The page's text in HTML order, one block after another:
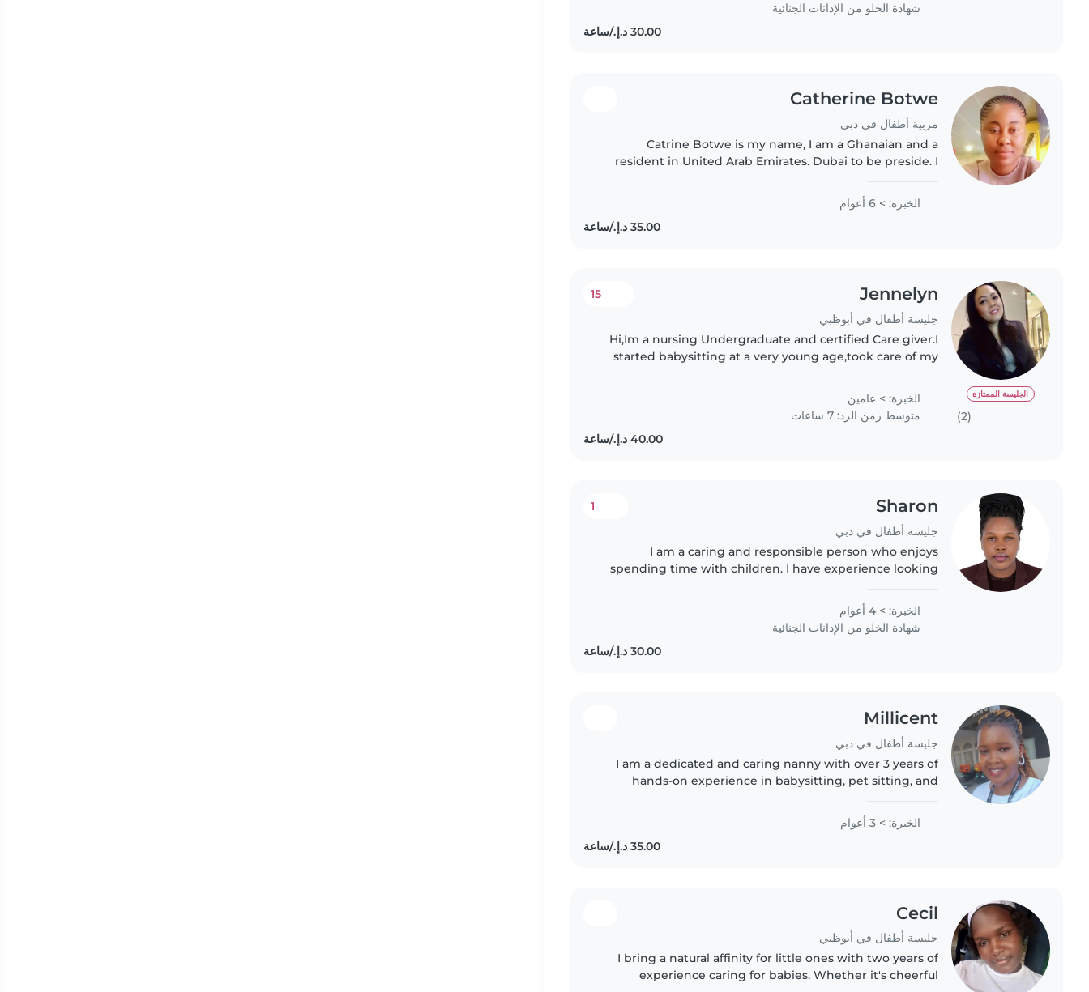
شهادة الخلو من الإدانات الجنائية
Catherine Botwe
مربية أطفال في دبي
Catrine Botwe is my name, I am a Ghanaian and a
resident in United Arab Emirates. Dubai to be preside. I
Nanny/house help job in Saudi,..
الخبرة: > 6 أعوام
الجليسة الممتازة
(2)
Jennelyn
جليسة أطفال في أبوظبي
15
Hi,Im a nursing Undergraduate and certified Care giver.I
started babysitting at a very young age,took care of my
of 4.I also babysat..
الخبرة: > عامين
متوسط زمن الرد: 7 ساعات
Sharon
جليسة أطفال في دبي
1
I am a caring and responsible person who enjoys
spending time with children. I have experience looking
and keeping them..
الخبرة: > 4 أعوام
شهادة الخلو من الإدانات الجنائية
Millicent
جليسة أطفال في دبي
I am a dedicated and caring nanny with over 3 years of
hands-on experience in babysitting, pet sitting, and
supporting families by providing..
الخبرة: > 3 أعوام
Cecil
جليسة أطفال في أبوظبي
I bring a natural affinity for little ones with two years of
experience caring for babies. Whether it's cheerful